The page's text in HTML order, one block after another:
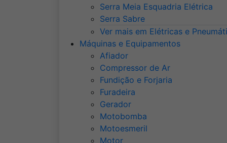
Serra Meia Esquadria Elétrica
Serra Sabre
Ver mais em Elétricas e
Máquinas e Equipamentos
Afiador
Compressor de Ar
Fundição e Forjaria
Furadeira
Gerador
Motobomba
Motoesmeril
Motor